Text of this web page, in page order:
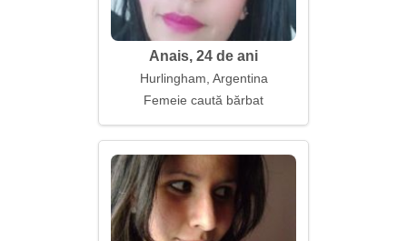
Anais, 24 de ani
Hurlingham, Argentina
Femeie caută bărbat